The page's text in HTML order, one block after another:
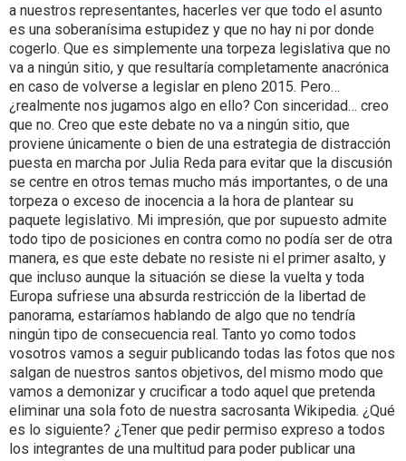
a nuestros representantes, hacerles ver que todo el asunto
es una soberanísima estupidez y que no hay ni por donde
cogerlo. Que es simplemente una torpeza legislativa que no
va a ningún sitio, y que resultaría completamente anacrónica
en caso de volverse a legislar en pleno 2015. Pero…
¿realmente nos jugamos algo en ello? Con sinceridad… creo
que no. Creo que este debate no va a ningún sitio, que
proviene únicamente o bien de una estrategia de distracción
puesta en marcha por Julia Reda para evitar que la discusión
se centre en otros temas mucho más importantes, o de una
torpeza o exceso de inocencia a la hora de plantear su
paquete legislativo. Mi impresión, que por supuesto admite
todo tipo de posiciones en contra como no podía ser de otra
manera, es que este debate no resiste ni el primer asalto, y
que incluso aunque la situación se diese la vuelta y toda
Europa sufriese una absurda restricción de la libertad de
panorama, estaríamos hablando de algo que no tendría
ningún tipo de consecuencia real. Tanto yo como todos
vosotros vamos a seguir publicando todas las fotos que nos
salgan de nuestros santos objetivos, del mismo modo que
vamos a demonizar y crucificar a todo aquel que pretenda
eliminar una sola foto de nuestra sacrosanta Wikipedia. ¿Qué
es lo siguiente? ¿Tener que pedir permiso expreso a todos
los integrantes de una multitud para poder publicar una